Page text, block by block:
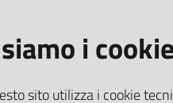
Codice IPA: ccem
SOCIAL
i
sito utilizza i cookie